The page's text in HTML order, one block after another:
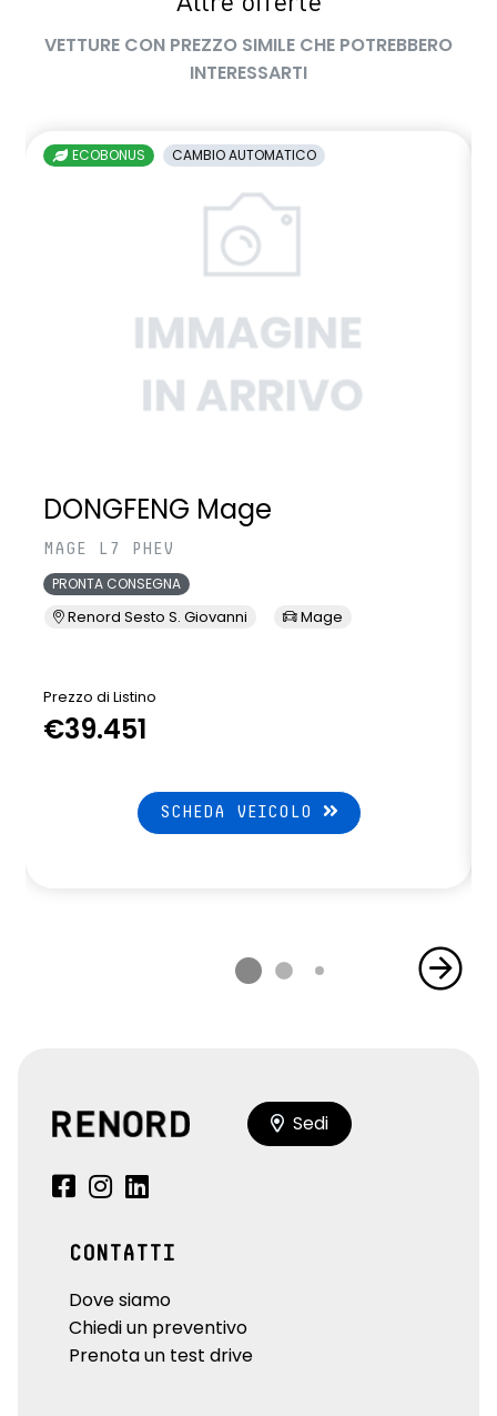
VETTURE CON PREZZO SIMILE CHE POTREBBERO
INTERESSARTI
ECOBONUS CAMBIO AUTOMATICO
DONGFENG Mage
MAGE L7 PHEV
PRONTA CONSEGNA
Renord Sesto S. Giovanni Mage
Prezzo di Listino
€39.451
SCHEDA VEICOLO
Sedi
CONTATTI
Dove siamo
Chiedi un preventivo
Prenota un test drive